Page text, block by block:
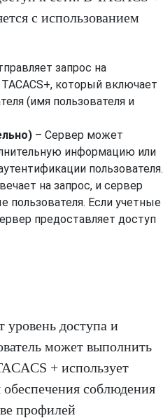
с использованием
запрос на
который включает
(имя пользователя и
– Сервер может
информацию или
пользователя.
на запрос, и сервер
пользователя. Если учетные
предоставляет доступ
уровень доступа и
может выполнить
+ использует
соблюдения
профилей